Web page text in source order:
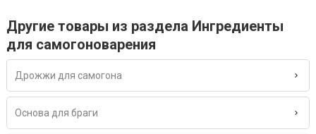
Другие товары из раздела Ингредиенты
для самогоноварения
Дрожжи для самогона
Основа для браги